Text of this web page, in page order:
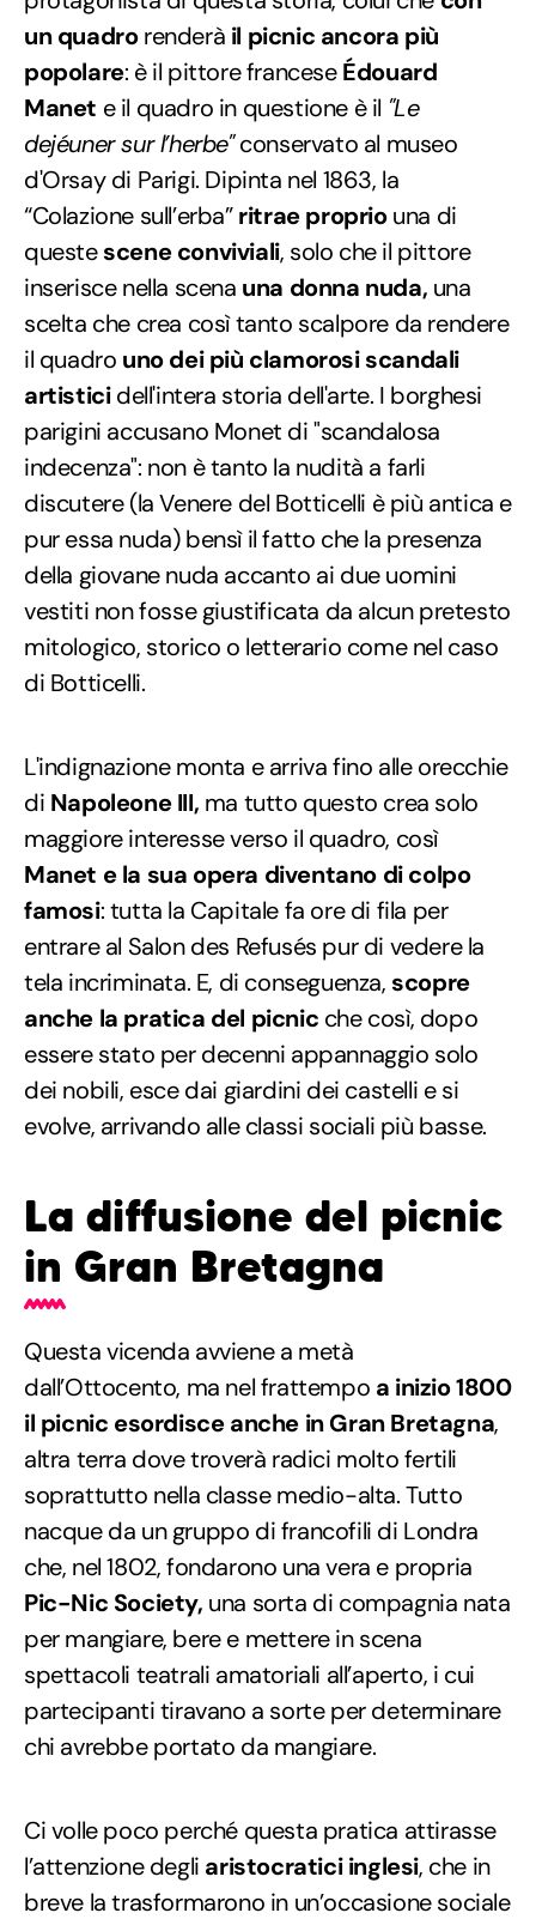
un quadrorenderà il picnic ancora più
popolare: è il pittore franceseÉdouard
Manet e il quadro in questione è il "Le
dejéuner sur l’herbe"conservato al museo
d'Orsay di Parigi. Dipinta nel 1863, la
“Colazione sull’erba”ritrae propriouna di
questescene conviviali, solo che il pittore
inserisce nella scena una donna nuda, una
scelta che crea così tanto scalpore da rendere
il quadro uno dei più clamorosi scandali
artisticidell'intera storia dell'arte. I borghesi
parigini accusano Monet di "scandalosa
indecenza": non è tanto la nudità a farli
discutere (la Venere del Botticelli è più antica e
pur essa nuda) bensì il fatto che la presenza
della giovane nuda accanto ai due uomini
vestiti non fosse giustificata da alcun pretesto
mitologico, storico o letterario come nel caso
di Botticelli.
L'indignazione monta e arriva fino alle orecchie
di Napoleone III, ma tutto questo crea solo
maggiore interesse verso il quadro, così
Manet e la sua opera diventano di colpo
famosi: tutta la Capitale fa ore di fila per
entrare al Salon des Refusés pur di vedere la
tela incriminata. E, di conseguenza, scopre
anche la pratica del picnic che così, dopo
essere stato per decenni appannaggio solo
dei nobili, esce dai giardini dei castelli e si
evolve, arrivando alle classi sociali più basse.
La diffusione del picnic
in Gran Bretagna
Questa vicenda avviene a metà
dall’Ottocento, ma nel frattempo a inizio 1800
il picnic esordisce anche in Gran Bretagna,
altra terra dove troverà radici molto fertili
soprattutto nella classe medio-alta. Tutto
nacque da un gruppo di francofili di Londra
che, nel 1802, fondarono una vera e propria
Pic-Nic Society, una sorta di compagnia nata
per mangiare, bere e mettere in scena
spettacoli teatrali amatoriali all’aperto, i cui
partecipanti tiravano a sorte per determinare
chi avrebbe portato da mangiare.
Ci volle poco perché questa pratica attirasse
l’attenzione degli aristocratici inglesi, che in
breve la trasformarono in un’occasione sociale